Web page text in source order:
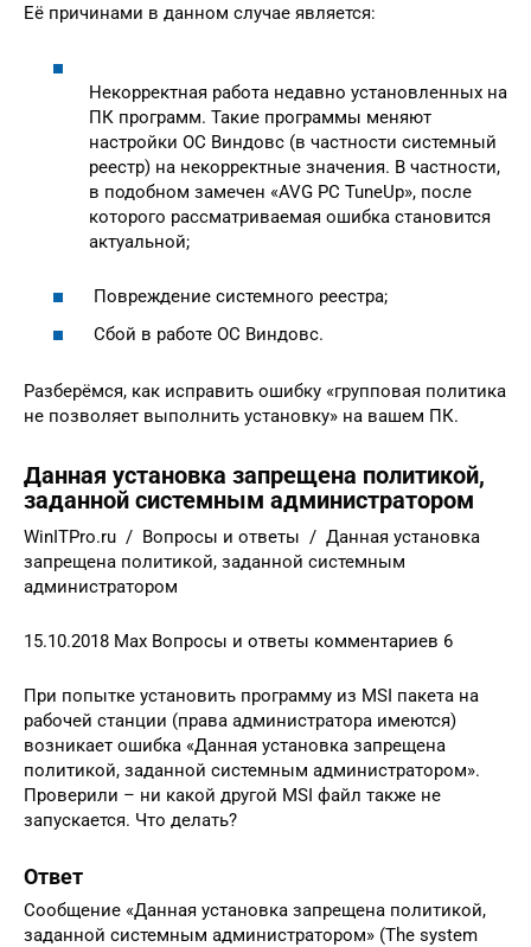
Её причинами в данном случае является:
Некорректная работа недавно установленных на
ПК программ. Такие программы меняют
настройки ОС Виндовс (в частности системный
реестр) на некорректные значения. В частности,
в подобном замечен «AVG PC TuneUp», после
которого рассматриваемая ошибка становится
актуальной;
Повреждение системного реестра;
Сбой в работе ОС Виндовс.
Разберёмся, как исправить ошибку «групповая политика
не позволяет выполнить установку» на вашем ПК.
Данная установка запрещена политикой,
заданной системным администратором
WinITPro.ru / Вопросы и ответы / Данная установка
запрещена политикой, заданной системным
администратором
15.10.2018 Max Вопросы и ответы комментариев 6
При попытке установить программу из MSI пакета на
рабочей станции (права администратора имеются)
возникает ошибка «Данная установка запрещена
политикой, заданной системным администратором».
Проверили – ни какой другой MSI файл также не
запускается. Что делать?
Ответ
Сообщение «Данная установка запрещена политикой,
заданной системным администратором» (The system